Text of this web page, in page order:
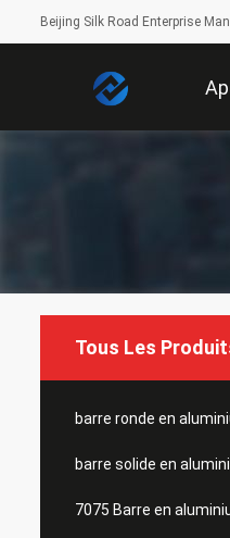
Beijing Silk Road Enterprise
Tous Les
barre ronde en
barre solide en
7075 Barre en